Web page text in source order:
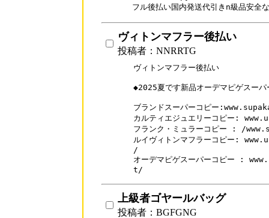
フル後払い国内発送代引きn級品安全
ヴィトンマフラー後払い
投稿者：NNRRTG
ヴィトンマフラー後払い
◆2025夏です新品オーデマピゲスーパ
ブランドスーパーコピー
カルティエジュエリーコピー:
フランク・ミュラーコピー : /
ルイヴィトンマフラーコピー:
/
オーデマピゲスーパーコピー :
t/
上級者ゴヤールバッグ
投稿者：BGFGNG